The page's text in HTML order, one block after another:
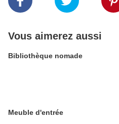
Vous aimerez aussi
Bibliothèque nomade
Meuble d'entrée